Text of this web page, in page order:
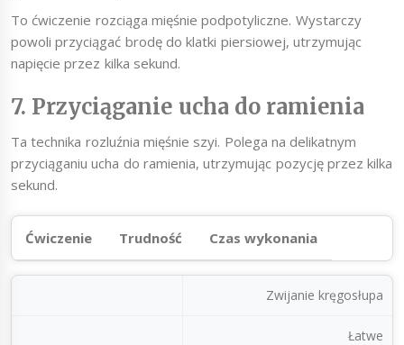
To ćwiczenie rozciąga mięśnie podpotyliczne. Wystarczy
powoli przyciągać brodę do klatki piersiowej, utrzymując
napięcie przez kilka sekund.
7. Przyciąganie ucha do ramienia
Ta technika rozluźnia mięśnie szyi. Polega na delikatnym
przyciąganiu ucha do ramienia, utrzymując pozycję przez kilka
sekund.
Ćwiczenie Trudność Czas wykonania
Zwijanie kręgosłupa
Łatwe